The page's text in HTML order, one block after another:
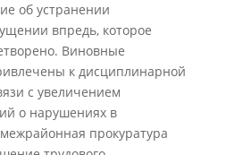
об устранении
впредь, которое
Виновные
к дисциплинарной
с увеличением
о нарушениях в
прокуратура